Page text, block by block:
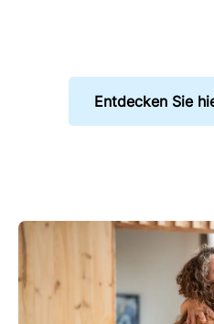
Entdecken Sie